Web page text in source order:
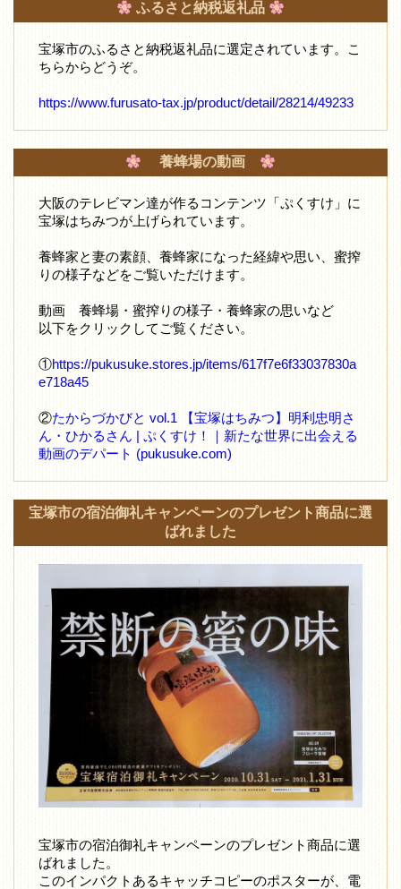
ふるさと納税返礼品
宝塚市のふるさと納税返礼品に選定されています。こ
ちらからどうぞ。
https://www.furusato-tax.jp/product/detail/28214/49233
養蜂場の動画
大阪のテレビマン達が作るコンテンツ「ぷくすけ」に
宝塚はちみつが上げられています。
養蜂家と妻の素顔、養蜂家になった経緯や思い、蜜搾
りの様子などをご覧いただけます。
動画 養蜂場・蜜搾りの様子・養蜂家の思いなど
以下をクリックしてご覧ください。
①https://pukusuke.stores.jp/items/617f7e6f33037830a
e718a45
②たからづかびと vol.1 【宝塚はちみつ】明利忠明さ
ん・ひかるさん | ぷくすけ！｜新たな世界に出会える
動画のデパート (pukusuke.com)
宝塚市の宿泊御礼キャンペーンのプレゼント商品に選
ばれました
宝塚市の宿泊御礼キャンペーンのプレゼント商品に選
ばれました。
このインパクトあるキャッチコピーのポスターが、電